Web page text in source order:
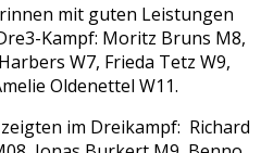
mit guten Leistungen
Kampf: Moritz Bruns M8,
W7, Frieda Tetz W9,
Oldenettel W11.
im Dreikampf: Richard